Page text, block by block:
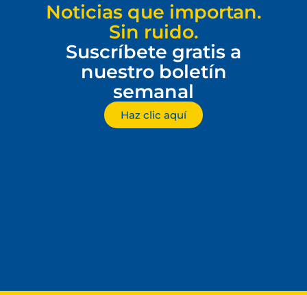
Noticias que importan.
Sin ruido.
Suscríbete gratis a
nuestro boletín
semanal
Haz clic aquí